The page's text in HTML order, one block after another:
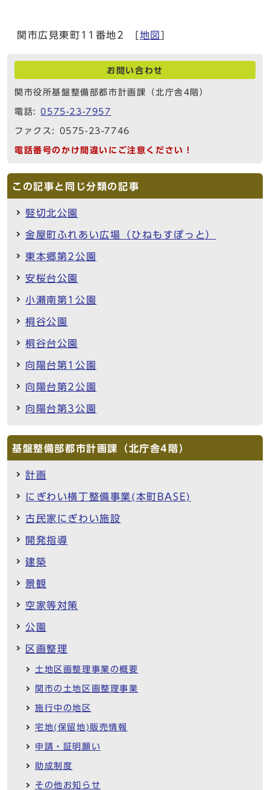
関市広見東町11番地2 [地図]
お問い合わせ
関市役所基盤整備部都市計画課（北庁舎4階）
電話:0575-23-7957
ファクス: 0575-23-7746
電話番号のかけ間違いにご注意ください！
この記事と同じ分類の記事
竪切北公園
金屋町ふれあい広場（ひねもすぽっと）
東本郷第2公園
安桜台公園
小瀬南第1公園
桐谷公園
桐谷台公園
向陽台第1公園
向陽台第2公園
向陽台第3公園
基盤整備部都市計画課（北庁舎4階）
計画
にぎわい横丁整備事業(本町BASE)
古民家にぎわい施設
開発指導
建築
景観
空家等対策
公園
区画整理
土地区画整理事業の概要
関市の土地区画整理事業
施行中の地区
宅地(保留地)販売情報
申請・証明願い
助成制度
その他お知らせ